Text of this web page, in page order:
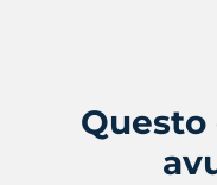
Questo